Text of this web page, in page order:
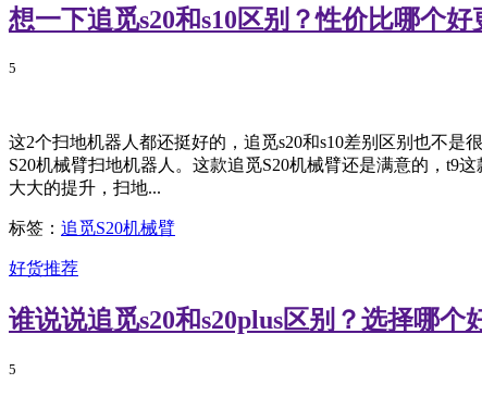
想一下追觅s20和s10区别？性价比哪个好
5
这2个扫地机器人都还挺好的，追觅s20和s10差别区别也不是
S20机械臂扫地机器人。这款追觅S20机械臂还是满意的，t9
大大的提升，扫地...
标签： 追觅S20机械臂
好货推荐
谁说说追觅s20和s20plus区别？选择哪个
5